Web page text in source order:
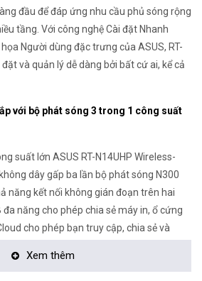
đầu để đáp ứng nhu cầu phủ sóng rộng
tầng. Với công nghệ Cài đặt Nhanh
Người dùng đặc trưng của ASUS, RT-
và quản lý dễ dàng bởi bất cứ ai, kể cả
với bộ phát sóng 3 trong 1 công suất
suất lớn ASUS RT-N14UHP Wireless-
dây gấp ba lần bộ phát sóng N300
năng kết nối không gián đoạn trên hai
năng cho phép chia sẻ máy in, ổ cứng
cho phép bạn truy cập, chia sẻ và
Xem thêm